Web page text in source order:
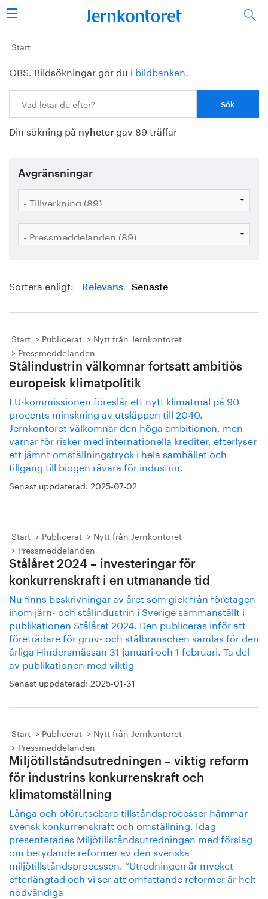
Sök
Stålindustrin
Vision 2050
Forskning/utbildning
Energi/miljö
Vi tycker
Bildbank
Start
OBS. Bildsökningar gör du i bildbanken.
Din sökning på nyheter gav 89 träffar
Avgränsningar
Sortera enligt: Relevans Senaste
Start Publicerat
Nytt från Jernkontoret
Pressmeddelanden
Stålindustrin välkomnar fortsatt ambitiös
europeisk klimatpolitik
EU-kommissionen föreslår ett nytt klimatmål på 90
procents minskning av utsläppen till 2040.
Jernkontoret välkomnar den höga ambitionen, men
varnar för risker med internationella krediter, efterlyser
ett jämnt omställningstryck i hela samhället och
tillgång till biogen råvara för industrin.
Senast uppdaterad: 2025-07-02
Start Publicerat
Nytt från Jernkontoret
Pressmeddelanden
Stålåret 2024 – investeringar för
konkurrenskraft i en utmanande tid
Nu finns beskrivningar av året som gick från företagen
inom järn- och stålindustrin i Sverige sammanställt i
publikationen Stålåret 2024. Den publiceras inför att
företrädare för gruv- och stålbranschen samlas för den
årliga Hindersmässan 31 januari och 1 februari. Ta del
av publikationen med viktig
Senast uppdaterad: 2025-01-31
Start Publicerat
Nytt från Jernkontoret
Pressmeddelanden
Miljötillståndsutredningen – viktig reform
för industrins konkurrenskraft och
klimatomställning
Långa och oförutsebara tillståndsprocesser hämmar
svensk konkurrenskraft och omställning. Idag
presenterades Miljötillståndsutredningen med förslag
om betydande reformer av den svenska
miljötillståndsprocessen. ”Utredningen är mycket
efterlängtad och vi ser att omfattande reformer är helt
nödvändiga